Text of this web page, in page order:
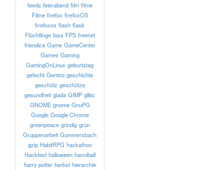
feeds feierabend film filme
Filme firefox firefoxOS
firefoxos flash flask
Flüchtlinge foss FPS freenet
friendica Game GameCenter
Games Gaming
GamingOnLinux geburtstag
gefecht Gentoo geschichte
geschütz geschütze
gesundheit giada GIMP glibc
GNOME gnome GnuPG
Google Google Chrome
greenpeace grindig grün
Gruppenarbeit Gummersbach
gzip HabitRPG hackathon
Hackfest halloween hanniball
harry potter herbst hierarchie